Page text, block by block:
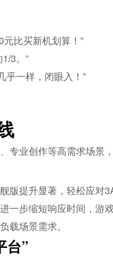
比买新机划算！”
3。”
乎一样，闭眼入！”
业创作等高需求场景
提升显著，轻松应对
步缩短响应时间，游
载场景需求。
台”